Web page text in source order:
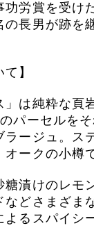
功労賞を受け
の長男が跡を
】
」は純粋な頁
パーセルを
ラージュ。ス
ークの小樽
糖漬けのレモ
などさまざま
よるスパイシ